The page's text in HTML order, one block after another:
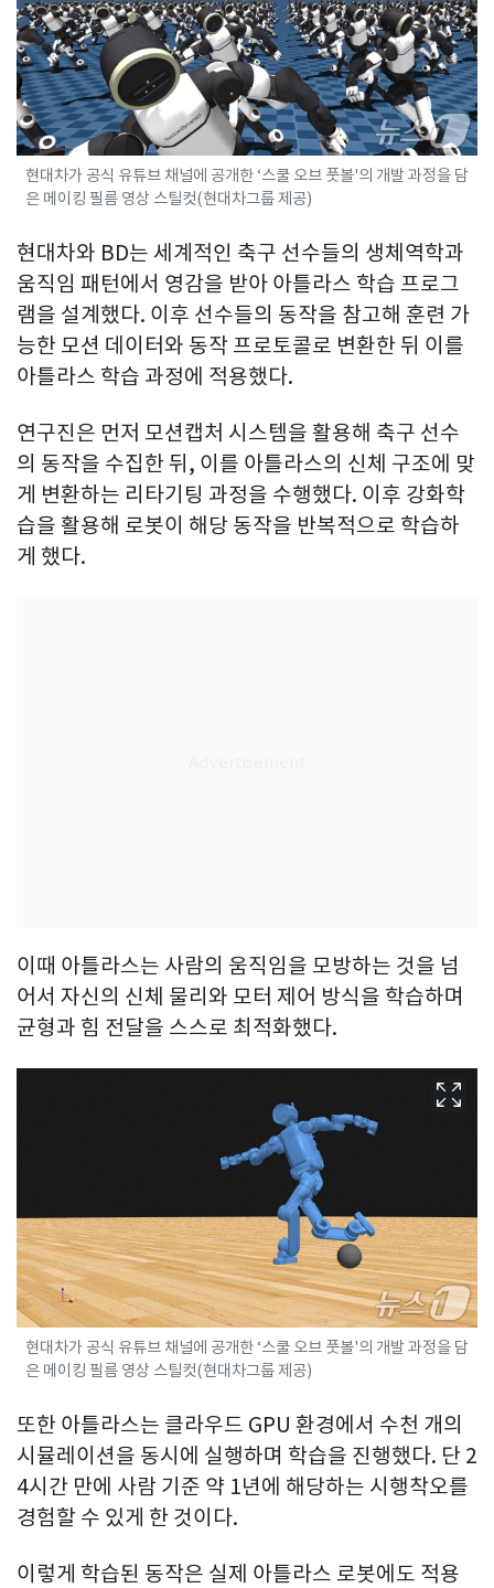
현대차가 공식 유튜브 채널에 공개한 ‘스쿨 오브 풋볼'의 개발 과정을 담
은 메이킹 필름 영상 스틸컷(현대차그룹 제공)
현대차와 BD는 세계적인 축구 선수들의 생체역학과
움직임 패턴에서 영감을 받아 아틀라스 학습 프로그
램을 설계했다. 이후 선수들의 동작을 참고해 훈련 가
능한 모션 데이터와 동작 프로토콜로 변환한 뒤 이를
아틀라스 학습 과정에 적용했다.
연구진은 먼저 모션캡처 시스템을 활용해 축구 선수
의 동작을 수집한 뒤, 이를 아틀라스의 신체 구조에 맞
게 변환하는 리타기팅 과정을 수행했다. 이후 강화학
습을 활용해 로봇이 해당 동작을 반복적으로 학습하
게 했다.
이때 아틀라스는 사람의 움직임을 모방하는 것을 넘
어서 자신의 신체 물리와 모터 제어 방식을 학습하며
균형과 힘 전달을 스스로 최적화했다.
현대차가 공식 유튜브 채널에 공개한 ‘스쿨 오브 풋볼'의 개발 과정을 담
은 메이킹 필름 영상 스틸컷(현대차그룹 제공)
또한 아틀라스는 클라우드 GPU 환경에서 수천 개의
시뮬레이션을 동시에 실행하며 학습을 진행했다. 단 2
4시간 만에 사람 기준 약 1년에 해당하는 시행착오를
경험할 수 있게 한 것이다.
이렇게 학습된 동작은 실제 아틀라스 로봇에도 적용